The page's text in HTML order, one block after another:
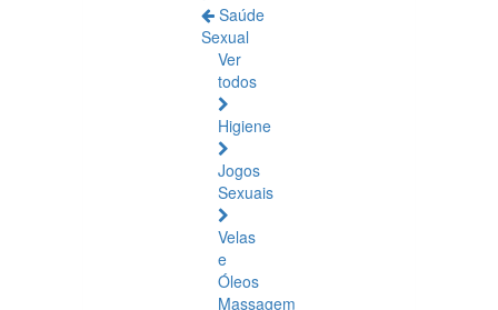
Saúde
Sexual
Ver
todos
Higiene
Jogos
Sexuais
Velas
e
Óleos
Massagem